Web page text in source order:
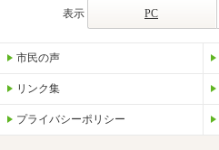
表示 PC
市民の声
リンク集
プライバシーポリシー